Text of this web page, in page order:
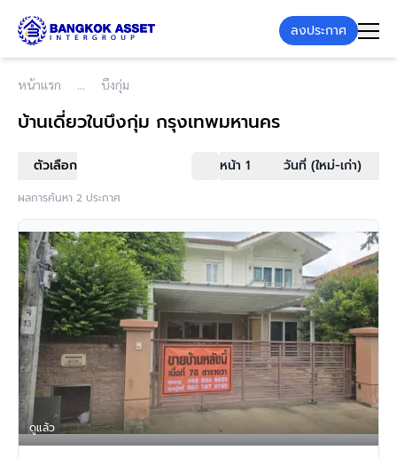
ลงประกาศ
หน้าแรก บึงกุ่ม
บ้านเดี่ยวในบึงกุ่ม กรุงเทพมหานคร
ตัวเลือก หน้า 1 วันที่ (ใหม่-เก่า)
ผลการค้นหา 2 ประกาศ
ดูแล้ว